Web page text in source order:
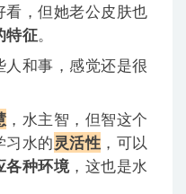
，但她老公皮肤也
特征。
和事，感觉还是很
，水主智，但智这个
习水的灵活性 ，可以
各种环境，这也是水